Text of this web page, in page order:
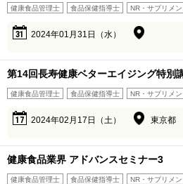
健康食品管理士 食品保健指導士 NR・サプリメ
31 2024年01月31日（水）
第14回長寿健康ベターエイジング特別
健康食品管理士 食品保健指導士 NR・サプリメ
17 2024年02月17日（土） 東京都
健康食品業界 アドバンスセミナー3
健康食品管理士 食品保健指導士 NR・サプリメ